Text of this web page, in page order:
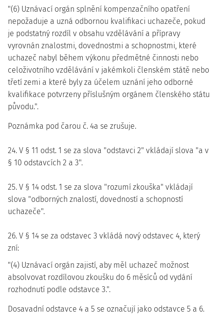
"(6) Uznávací orgán splnění kompenzačního opatření
nepožaduje a uzná odbornou kvalifikaci uchazeče, pokud
je podstatný rozdíl v obsahu vzdělávání a přípravy
vyrovnán znalostmi, dovednostmi a schopnostmi, které
uchazeč nabyl během výkonu předmětné činnosti nebo
celoživotního vzdělávání v jakémkoli členském státě nebo
třetí zemi a které byly za účelem uznání jeho odborné
kvalifikace potvrzeny příslušným orgánem členského státu
původu.".
Poznámka pod čarou č. 4a se zrušuje.
24. V § 11 odst. 1 se za slova "odstavci 2" vkládají slova "a v
§ 10 odstavcích 2 a 3".
25. V § 14 odst. 1 se za slova "rozumí zkouška" vkládají
slova "odborných znalostí, dovedností a schopností
uchazeče".
26. V § 14 se za odstavec 3 vkládá nový odstavec 4, který
zní:
"(4) Uznávací orgán zajistí, aby měl uchazeč možnost
absolvovat rozdílovou zkoušku do 6 měsíců od vydání
rozhodnutí podle odstavce 3.".
Dosavadní odstavce 4 a 5 se označují jako odstavce 5 a 6.